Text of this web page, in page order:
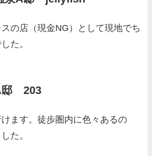
の店（現金NG）として現地でち
た。
邸 203
ます。徒歩圏内に色々あるの
た。